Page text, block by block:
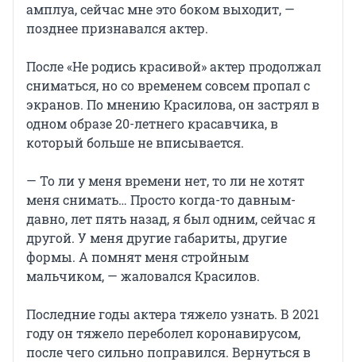
амплуа, сейчас мне это боком выходит, —
позднее признавался актер.
После «Не родись красивой» актер продолжал
сниматься, но со временем совсем пропал с
экранов. По мнению Красилова, он застрял в
одном образе 20-летнего красавчика, в
который больше не вписывается.
— То ли у меня времени нет, то ли не хотят
меня снимать… Просто когда-то давным-
давно, лет пять назад, я был одним, сейчас я
другой. У меня другие габариты, другие
формы. А помнят меня стройным
мальчиком, — жаловался Красилов.
Последние годы актера тяжело узнать. В 2021
году он тяжело переболел коронавирусом,
после чего сильно поправился. Вернуться в